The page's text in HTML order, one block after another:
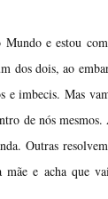
e estou
dos dois, ao
e imbecis. Mas
de nós
Outras
mãe e acha que